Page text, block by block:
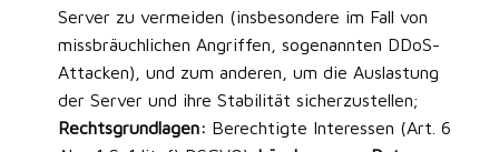
Server zu vermeiden (insbesondere im Fall von
missbräuchlichen Angriffen, sogenannten DDoS-
Attacken), und zum anderen, um die Auslastung
der Server und ihre Stabilität sicherzustellen;
Rechtsgrundlagen: Berechtigte Interessen (Art. 6